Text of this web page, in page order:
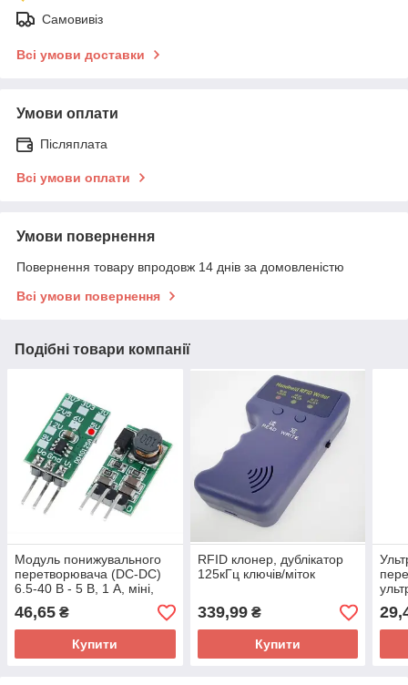
Самовивіз
Всі умови доставки
Умови оплати
Післяплата
Всі умови оплати
Умови повернення
Повернення товару впродовж 14 днів за домовленістю
Всі умови повернення
Подібні товари компанії
Модуль понижувального
перетворювача (DC-DC)
6.5-40 В - 5 В, 1 А, міні,
550 кГц, 1 А
46,65 ₴
Купити
RFID клонер, дублікатор
125кГц ключів/міток
339,99₴
Купити
R,